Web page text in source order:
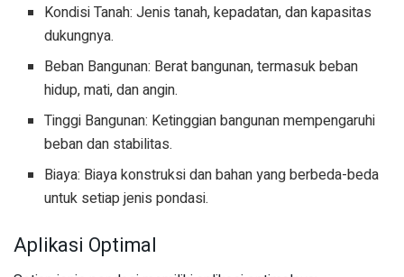
Kondisi Tanah: Jenis tanah, kepadatan, dan kapasitas
dukungnya.
Beban Bangunan: Berat bangunan, termasuk beban
hidup, mati, dan angin.
Tinggi Bangunan: Ketinggian bangunan mempengaruhi
beban dan stabilitas.
Biaya: Biaya konstruksi dan bahan yang berbeda-beda
untuk setiap jenis pondasi.
Aplikasi Optimal